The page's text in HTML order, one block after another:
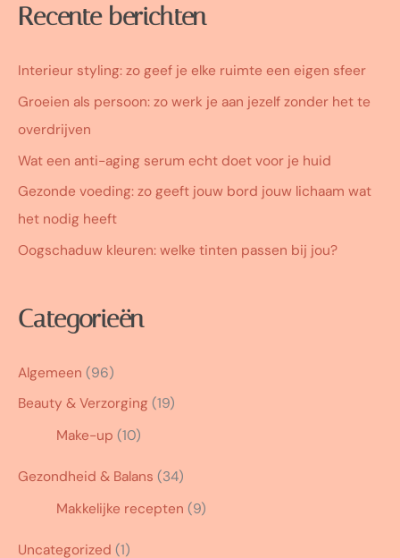
Recente berichten
Interieur styling: zo geef je elke ruimte een eigen sfeer
Groeien als persoon: zo werk je aan jezelf zonder het te
overdrijven
Wat een anti-aging serum echt doet voor je huid
Gezonde voeding: zo geeft jouw bord jouw lichaam wat
het nodig heeft
Oogschaduw kleuren: welke tinten passen bij jou?
Categorieën
Algemeen (96)
Beauty & Verzorging (19)
Make-up (10)
Gezondheid & Balans (34)
Makkelijke recepten (9)
Uncategorized (1)